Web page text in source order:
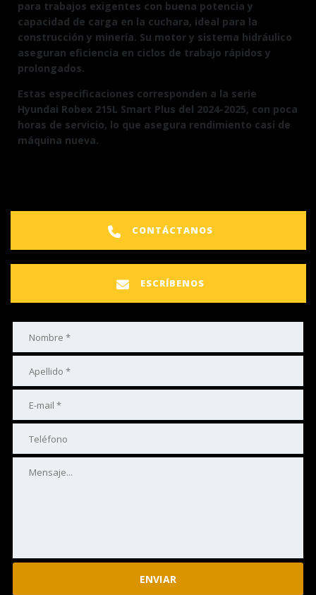
para trabajos exigentes con buena potencia y
capacidad de carga en la cuchara, ideal para la
construcción y minería. Su motor y sistema hidráulico
aseguran eficiencia en ciclos de trabajo rápidos y
prolongados.
Estas especificaciones corresponden a la serie
Hyundai Robex 215L Smart Plus del 2024-2025, con poca
horas de servicio, lo que asegura rendimiento casi de
máquina nueva.
CONTÁCTANOS
ESCRÍBENOS